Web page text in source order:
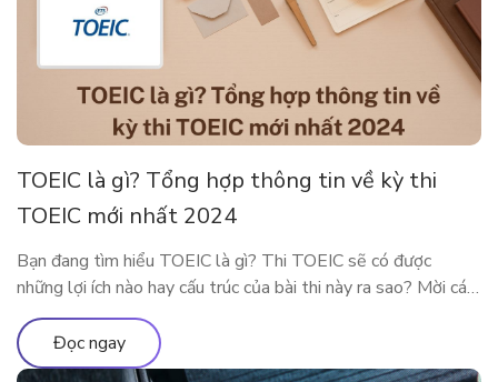
TOEIC là gì? Tổng hợp thông tin về kỳ thi
TOEIC mới nhất 2024
Bạn đang tìm hiểu TOEIC là gì? Thi TOEIC sẽ có được
những lợi ích nào hay cấu trúc của bài thi này ra sao? Mời các
độc giả theo chân ELSA Premium để tìm hiểu tất tần tật về
chứng chỉ TOEIC 2024 nhé! TOEIC là gì? Trên các diễn đàn
học tiếng Anh […]
Đọc ngay